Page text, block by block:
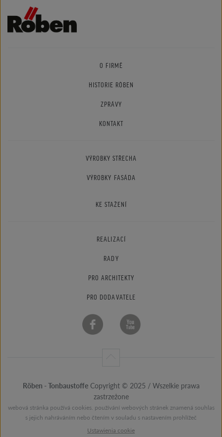
O FIRMĚ
HISTORIE RÖBEN
ZPRÁVY
KONTAKT
VÝROBKY STŘECHA
VÝROBKY FASÁDA
KE STAŽENÍ
REALIZACÍ
RADY
PRO ARCHITEKTY
PRO DODAVATELE
Röben - TonbaustoffeCopyright © 2025 / Wszelkie prawa
zastrzeżone
webová stránka používá cookies. používání webových stránek znamená souhlas
s jejich nahráváním nebo čtením v souladu s nastavením prohlížeč
Ustawienia cookie